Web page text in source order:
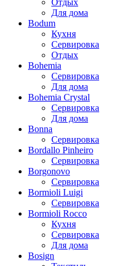
Отдых
Для дома
Bodum
Кухня
Сервировка
Отдых
Bohemia
Сервировка
Для дома
Bohemia Crystal
Сервировка
Для дома
Bonna
Сервировка
Bordallo Pinheiro
Сервировка
Borgonovo
Сервировка
Bormioli Luigi
Сервировка
Bormioli Rocco
Кухня
Сервировка
Для дома
Bosign